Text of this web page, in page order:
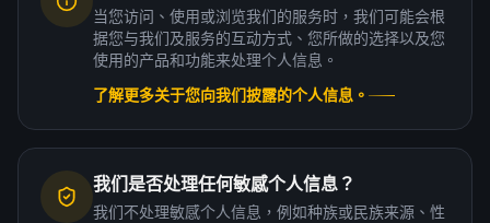
当您访问、使用或浏览我们的服务时，我们可能会根
据您与我们及服务的互动方式、您所做的选择以及您
使用的产品和功能来处理个人信息。
了解更多关于您向我们披露的个人信息。
我们是否处理任何敏感个人信息？
我们不处理敏感个人信息，例如种族或民族来源、性